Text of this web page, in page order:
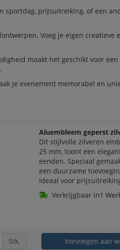
prijsuitreiking, of een
Voeg je eigen creatieve
maakt het geschikt voor een
je evenement memorabel en
Aluembleem geperst
Dit stijlvolle zilveren
25 mm, toont een
eenden. Speciaal
een duurzame
Ideaal voor
Verkrijgbaar in1
Stk. toevoegen aan